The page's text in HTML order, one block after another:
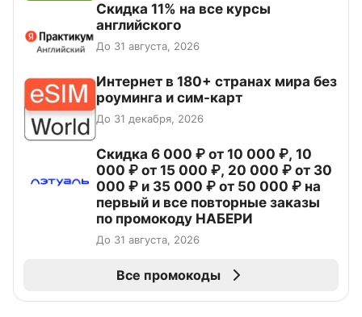
Скидка 11% на все курсы
английского
До 31 августа, 2026
Интернет в 180+ странах мира без
роуминга и сим-карт
До 31 декабря, 2026
Скидка 6 000 ₽ от 10 000 ₽, 10
000 ₽ от 15 000 ₽, 20 000 ₽ от 30
000 ₽ и 35 000 ₽ от 50 000 ₽ на
первый и все повторные заказы
по промокоду НАБЕРИ
До 31 августа, 2026
Все промокоды